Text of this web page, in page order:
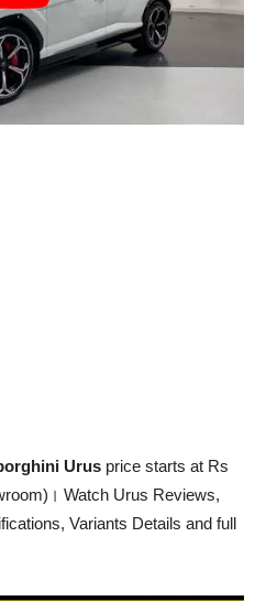
Urus price starts at Rs
Watch Urus Reviews,
Variants Details and full